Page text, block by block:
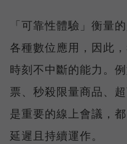
「可靠性體驗」衡量
各種數位應用，因此
時刻不中斷的能力。
票、秒殺限量商品、
是重要的線上會議，
延遲且持續運作。